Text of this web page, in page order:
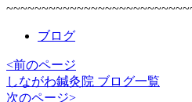
ブログ
<前のページ
しながわ鍼灸院 ブログ一覧
次のページ>